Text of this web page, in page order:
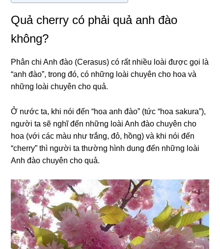
Quả cherry có phải quả anh đào
không?
Phân chi Anh đào (Cerasus) có rất nhiều loài được gọi là
“anh đào”, trong đó, có những loài chuyên cho hoa và
những loài chuyên cho quả.
Ở nước ta, khi nói đến “hoa anh đào” (tức “hoa sakura”),
người ta sẽ nghĩ đến những loài Anh đào chuyên cho
hoa (với các màu như trắng, đỏ, hồng) và khi nói đến
“cherry” thì người ta thường hình dung đến những loài
Anh đào chuyên cho quả.